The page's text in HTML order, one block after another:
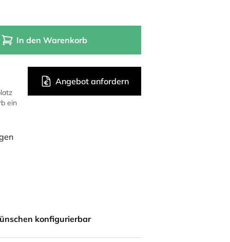
In den Warenkorb
ein
Angebot anfordern
konfigurierbar